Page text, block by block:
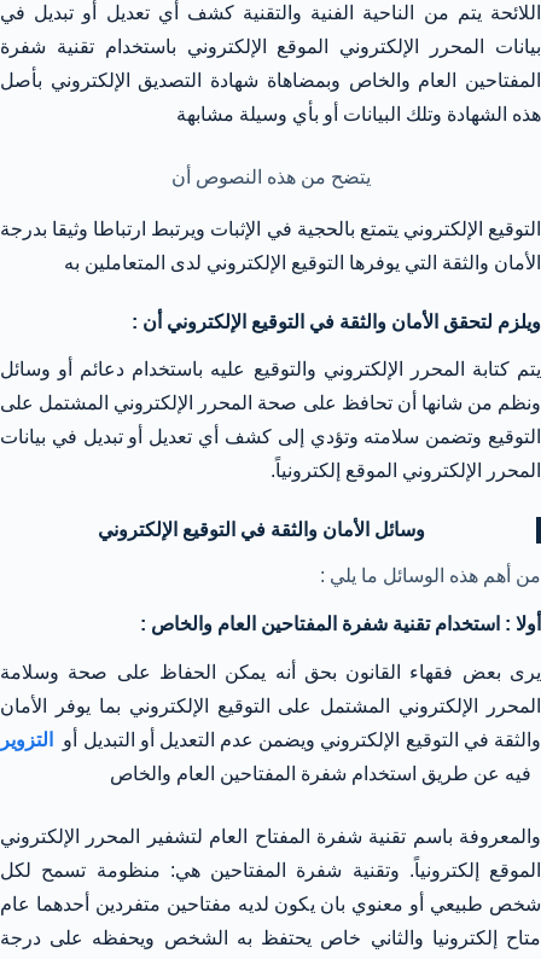
اللائحة يتم من الناحية الفنية والتقنية كشف أي تعديل أو تبديل في
بيانات المحرر الإلكتروني الموقع الإلكتروني باستخدام تقنية شفرة
المفتاحين العام والخاص وبمضاهاة شهادة التصديق الإلكتروني بأصل
هذه الشهادة وتلك البيانات أو بأي وسيلة مشابهة
يتضح من هذه النصوص أن
التوقيع الإلكتروني يتمتع بالحجية في الإثبات ويرتبط ارتباطا وثيقا بدرجة
الأمان والثقة التي يوفرها التوقيع الإلكتروني لدى المتعاملين به
ويلزم لتحقق الأمان والثقة في التوقيع الإلكتروني أن :
يتم كتابة المحرر الإلكتروني والتوقيع عليه باستخدام دعائم أو وسائل
ونظم من شانها أن تحافظ على صحة المحرر الإلكتروني المشتمل على
التوقيع وتضمن سلامته وتؤدي إلى كشف أي تعديل أو تبديل في بيانات
المحرر الإلكتروني الموقع إلكترونياً.
وسائل الأمان والثقة في التوقيع الإلكتروني
من أهم هذه الوسائل ما يلي :
أولا : استخدام تقنية شفرة المفتاحين العام والخاص :
يرى بعض فقهاء القانون بحق أنه يمكن الحفاظ على صحة وسلامة
المحرر الإلكتروني المشتمل على التوقيع الإلكتروني بما يوفر الأمان
والثقة في التوقيع الإلكتروني ويضمن عدم التعديل أو التبديل أو
التزوير
فيه عن طريق استخدام شفرة المفتاحين العام والخاص
والمعروفة باسم تقنية شفرة المفتاح العام لتشفير المحرر الإلكتروني
الموقع إلكترونياً. وتقنية شفرة المفتاحين هي: منظومة تسمح لكل
شخص طبيعي أو معنوي بان يكون لديه مفتاحين متفردين أحدهما عام
متاح إلكترونيا والثاني خاص يحتفظ به الشخص ويحفظه على درجة